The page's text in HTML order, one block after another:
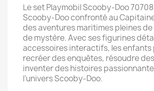
Le set Playmobil Scooby-Doo
Scooby-Doo confronté au
des aventures maritimes pleines
de mystère. Avec ses figurines
accessoires interactifs, les enfants
recréer des enquêtes, résoudre
inventer des histoires
l’univers Scooby-Doo.